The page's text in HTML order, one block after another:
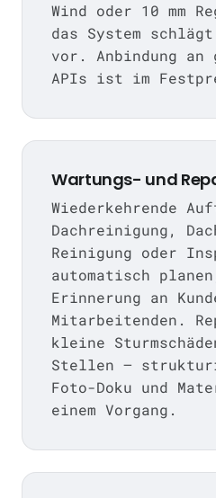
Wind oder 10 mm
das System
vor. Anbindung an
APIs ist im
Wartungs- und
Wiederkehrende
Dachreinigung,
Reinigung oder
automatisch
Erinnerung an
Mitarbeitenden.
kleine
Stellen —
Foto-Doku und
einem Vorgang.